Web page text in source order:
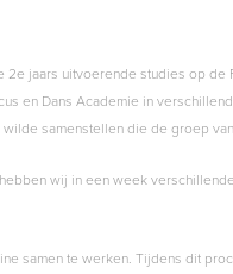
jaars uitvoerende studies op
en Dans Academie in
samenstellen die de groep
wij in een week
samen te werken. Tijdens dit